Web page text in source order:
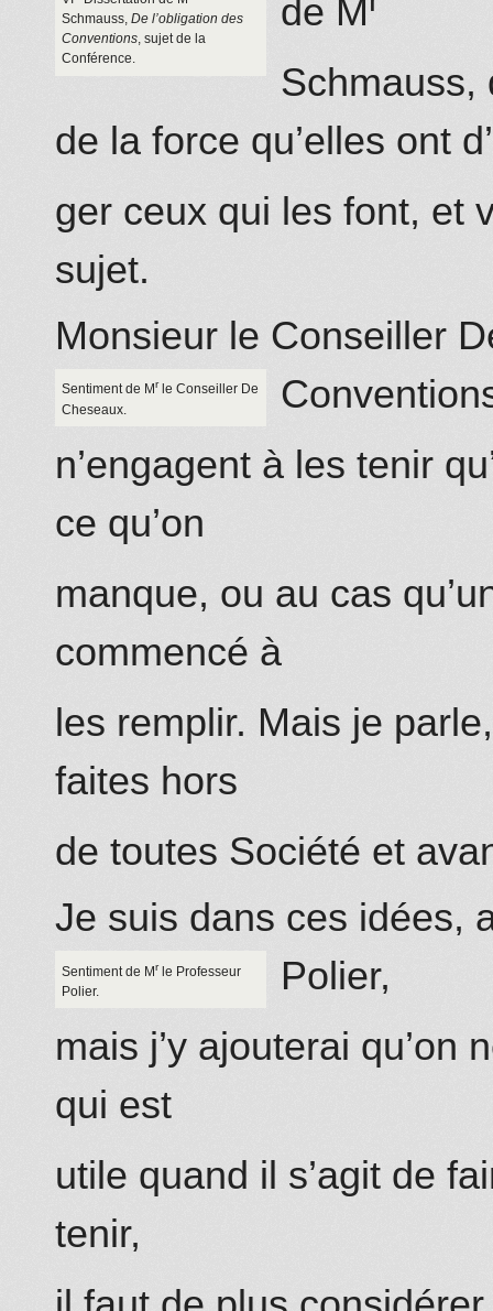
de M
Schmauss, De l’obligation des
Conventions, sujet de la
Conférence.
Schmauss,
de la force qu’elles ont
ger ceux qui les font, et
sujet.
Monsieur le Conseiller
Sentiment de Mr le Conseiller De
Cheseaux.
n’engagent à les tenir
ce qu’on
manque, ou au cas
commencé à
les remplir. Mais je
faites hors
de toutes Société et
Je suis dans ces idées,
Polier,
Sentiment de Mrle Professeur
Polier.
mais j’y ajouterai qu’on
qui est
utile quand il s’agit de
tenir,